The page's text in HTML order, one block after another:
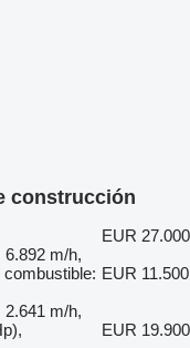
construcción
EUR 27.000
6.892 m/h,
EUR 11.500
2.641 m/h,
EUR 19.900